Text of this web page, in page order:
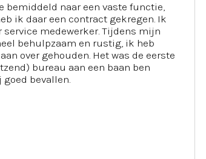
bemiddeld naar een vaste functie,
ik daar een contract gekregen. Ik
medewerker. Tijdens mijn
behulpzaam en rustig, ik heb
over gehouden. Het was de eerste
bureau aan een baan ben
bevallen.